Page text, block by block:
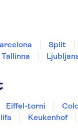
Split
Tallinna
Eiffel-torni
Keukenhof